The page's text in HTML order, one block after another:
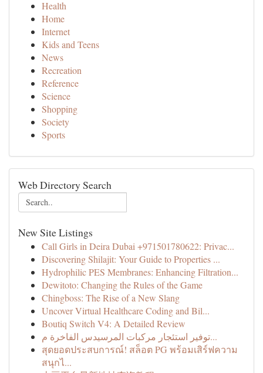
Health
Home
Internet
Kids and Teens
News
Recreation
Reference
Science
Shopping
Society
Sports
Web Directory Search
New Site Listings
Call Girls in Deira Dubai +971501780622: Privac...
Discovering Shilajit: Your Guide to Properties ...
Hydrophilic PES Membranes: Enhancing Filtration...
Dewitoto: Changing the Rules of the Game
Chingboss: The Rise of a New Slang
Uncover Virtual Healthcare Coding and Bil...
Boutiq Switch V4: A Detailed Review
توفير استئجار مركبات المرسيدس الفاخرة م...
สุดยอดประสบการณ์! สล็อต PG พร้อมเสิร์ฟความ
สนุกไ...